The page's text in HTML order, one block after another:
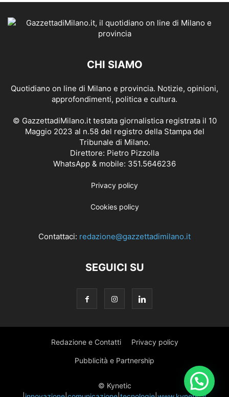
CHI SIAMO
Quotidiano on line di Milano e provincia. Notizie, opinioni,
approfondimenti, politica e cultura.
© GazzettadiMilano.it testata giornalistica registrata il 10
Maggio 2023 al n.58 del registro della Stampa del
Tribunale di Milano.
Direttore: Pietro Pizzolla
WhatsApp & mobile: 351.5646236
Privacy policy
Cookies policy
Contattaci: redazione@gazzettadimilano.it
SEGUICI SU
Redazione e Contatti Privacy policy
Pubblicità e Partnership
© Kynetic